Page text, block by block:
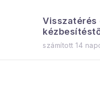
Visszatérés
számított 14